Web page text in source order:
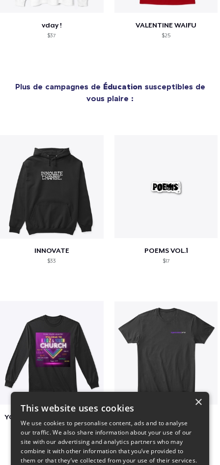
vday !
$37
VALENTINE WAIFU
$25
Plus de campagnes de Éducation susceptibles de
vous plaire :
INNOVATE
$33
POEMS VOL.1
$17
YCOG YOUTH VOLUNTEERS
$31 $24
×
This website uses cookies
We use cookies to personalise content, ads and to analyse
our traffic. We also share information about your use of our
site with our advertising and analytics partners who may
combine it with other information that you’ve provided to
them or that they’ve collected from your use of their services.